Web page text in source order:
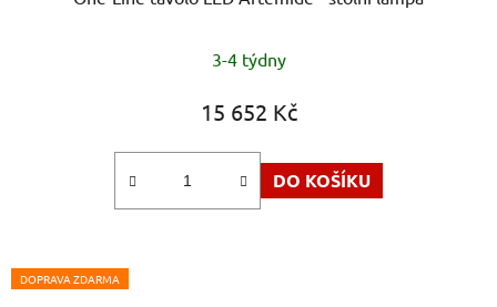
3-4 týdny
15 652 Kč
DO KOŠÍKU
DOPRAVA ZDARMA